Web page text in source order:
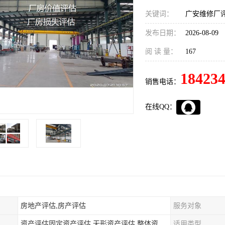
关键词： 广安维修厂
发布日期： 2026-08-09
阅 读 量： 167
销售电话：
在线QQ：
房地产评估,房产评估 服务对象